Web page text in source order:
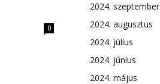
0
2024. szeptember
2024. augusztus
2024. július
2024. június
2024. május